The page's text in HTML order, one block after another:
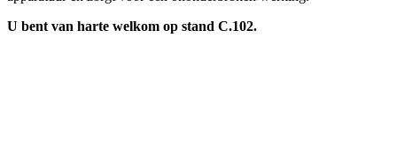
U bent van harte welkom op stand C.102.